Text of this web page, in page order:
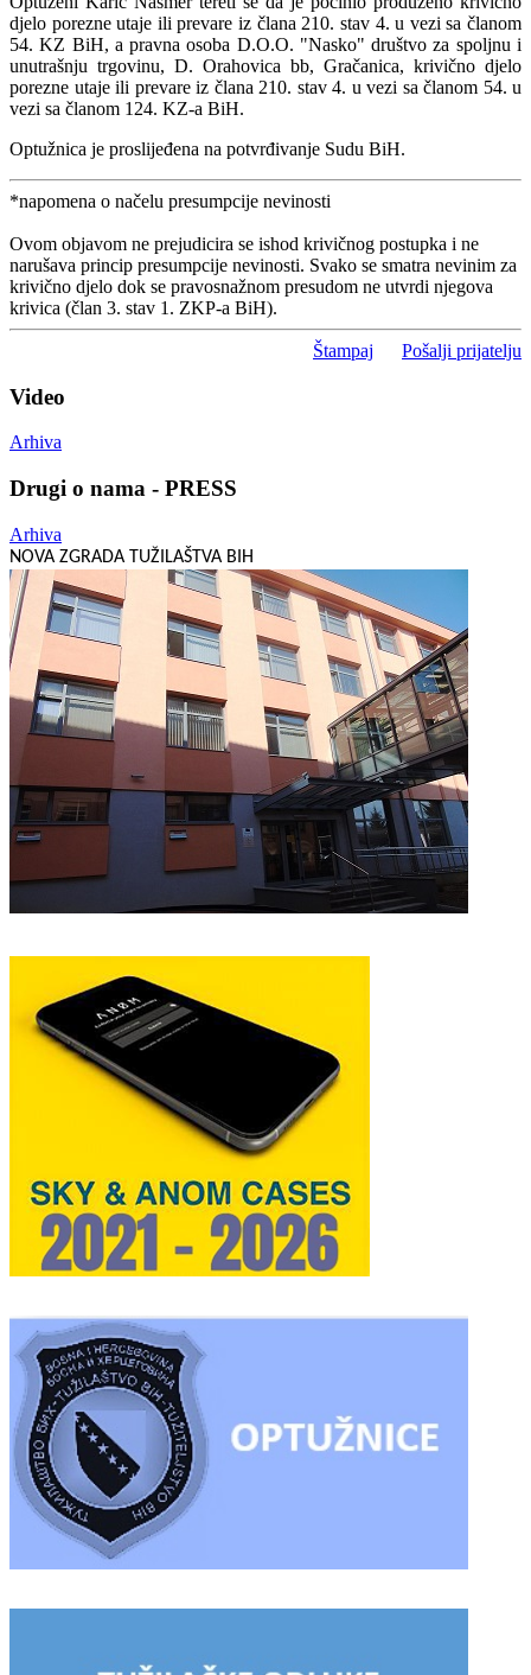
djelo porezne utaje ili prevare iz člana 210. stav 4. u vezi sa članom
54. KZ BiH, a pravna osoba D.O.O. "Nasko" društvo za spoljnu i
unutrašnju trgovinu, D. Orahovica bb, Gračanica, krivično djelo
porezne utaje ili prevare iz člana 210. stav 4. u vezi sa članom 54. u
vezi sa članom 124. KZ-a BiH.
Optužnica je proslijeđena na potvrđivanje Sudu BiH.
*napomena o načelu presumpcije nevinosti
Ovom objavom ne prejudicira se ishod krivičnog postupka i ne
narušava princip presumpcije nevinosti. Svako se smatra nevinim za
krivično djelo dok se pravosnažnom presudom ne utvrdi njegova
krivica (član 3. stav 1. ZKP-a BiH).
Štampaj Pošalji prijatelju
Video
Arhiva
Drugi o nama - PRESS
Arhiva
NOVA ZGRADA TUŽILAŠTVA BIH